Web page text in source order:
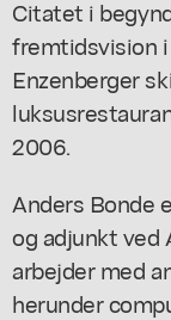
Citatet i
fremtidsvision
Enzenberger
2006.
Anders Bonde
og adjunkt ved
arbejder med
herunder